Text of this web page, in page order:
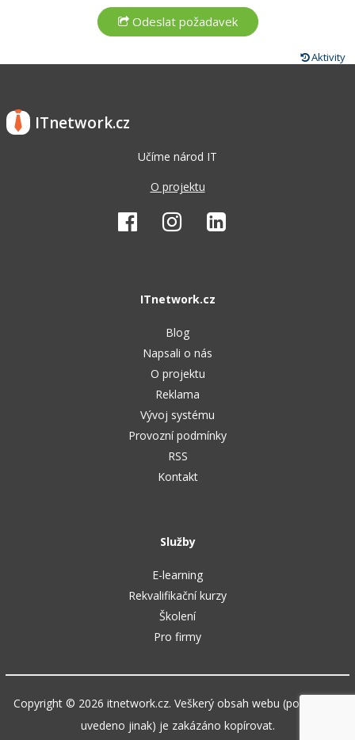
Aktivity
ITnetwork.cz
Učíme národ IT
O projektu
ITnetwork.cz
Blog
Napsali o nás
O projektu
Reklama
Vývoj systému
Provozní podmínky
RSS
Kontakt
Služby
E-learning
Rekvalifikační kurzy
Školení
Pro firmy
Copyright © 2026 itnetwork.cz. Veškerý obsah webu (pokud není
uvedeno jinak) je zakázáno kopírovat.